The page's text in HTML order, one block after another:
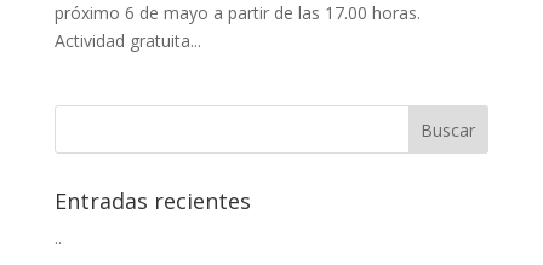
próximo 6 de mayo a partir de las 17.00 horas.
Actividad gratuita...
Entradas recientes
..